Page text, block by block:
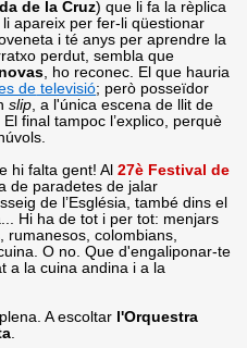
de la Cruz) que li fa la rèplica
apareix per fer-li qüestionar
i té anys per aprendre la
perdut, sembla que
, ho reconec. El que hauria
de televisió; però posseïdor
slip , a l'única escena de llit de
final tampoc l’explico, perquè
hi falta gent! Al27è Festival de
de paradetes de jalar
de l’Església, també dins el
Hi ha de tot i per tot: menjars
colombians,
O no. Que d'engaliponar-te
a la cuina andina i a la
A escoltar l'Orquestra